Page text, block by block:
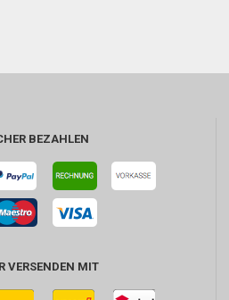
BEZAHLEN
VERSENDEN MIT